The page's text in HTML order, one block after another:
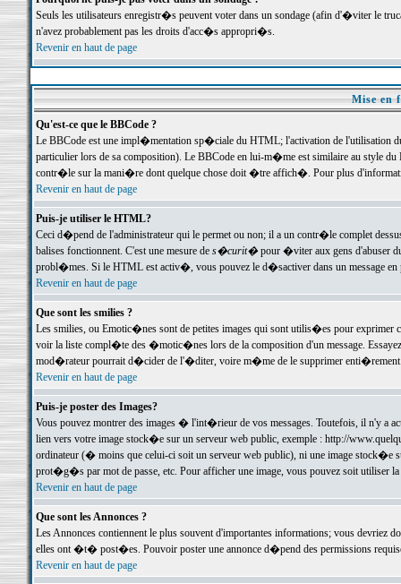
Seuls les utilisateurs enregistr�s peuvent voter dans un sondage (afin d'�viter le
n'avez probablement pas les droits d'acc�s appropri�s.
Revenir en haut de page
Mise en
Qu'est-ce que le BBCode ?
Le BBCode est une impl�mentation sp�ciale du HTML; l'activation de l'utilisation
particulier lors de sa composition). Le BBCode en lui-m�me est similaire au style
contr�le sur la mani�re dont quelque chose doit �tre affich�. Pour plus
Revenir en haut de page
Puis-je utiliser le HTML?
Ceci d�pend de l'administrateur qui le permet ou non; il a un contr�le complet
balises fonctionnent. C'est une mesure de s�curit�pour �viter aux gens d'abuser
probl�mes. Si le HTML est activ�, vous pouvez le d�sactiver dans un message en
Revenir en haut de page
Que sont les smilies ?
Les smilies, ou Emotic�nes sont de petites images qui sont utilis�es pour exprimer
voir la liste compl�te des �motic�nes lors de la composition d'un message.
mod�rateur pourrait d�cider de l'�diter, voire m�me de le supprimer
Revenir en haut de page
Puis-je poster des Images?
Vous pouvez montrer des images � l'int�rieur de vos messages. Toutefois, il n'y a
lien vers votre image stock�e sur un serveur web public, exemple : http://
ordinateur (� moins que celui-ci soit un serveur web public), ni une image stock�e
prot�g�s par mot de passe, etc. Pour afficher une image, vous pouvez soit
Revenir en haut de page
Que sont les Annonces ?
Les Annonces contiennent le plus souvent d'importantes informations; vous devriez
elles ont �t� post�es. Pouvoir poster une annonce d�pend des permissions
Revenir en haut de page